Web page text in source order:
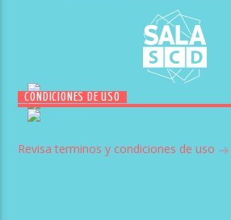
CONDICIONES DE USO
Revisa terminos y condiciones de uso